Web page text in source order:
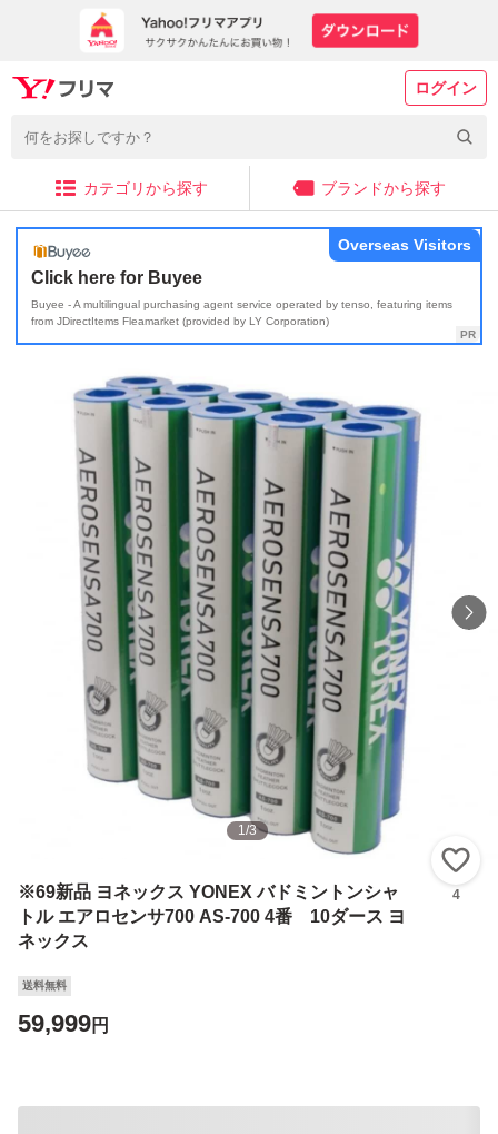
ログイン
カテゴリから探す ブランドから探す
Click here for Buyee
Buyee - A multilingual purchasing agent service operated by tenso, featuring items
from JDirectItems Fleamarket (provided by LY Corporation)
Overseas Visitors
1/3
※69新品 ヨネックス YONEX バドミントンシャ
トル エアロセンサ700 AS-700 4番 10ダース ヨ
ネックス
4
送料無料
59,999円